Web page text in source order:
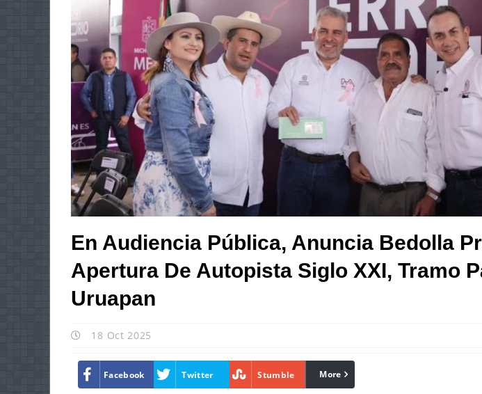
En Audiencia Pública, Anuncia Bedolla
Apertura De Autopista Siglo XXI, Tramo
Uruapan
18 Oct 2025
Facebook Twitter Stumble linkedin
More